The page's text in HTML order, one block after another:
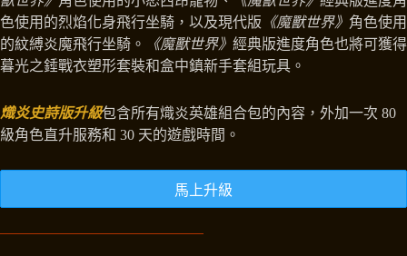
色使用的烈焰化身飛行坐騎，以及現代版 《魔獸世界》 角色使用
的紋縛炎魔飛行坐騎。
《魔獸世界》 經典版進度角色也將可獲得
暮光之錘戰衣塑形套裝和盒中鎮新手套組玩具。
熾炎史詩版升級包含所有熾炎英雄組合包的內容，外加一次 80
級角色直升服務和 30 天的遊戲時間。
馬上升級